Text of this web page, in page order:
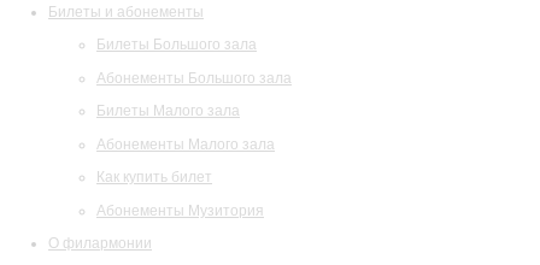
Билеты и абонементы
Билеты Большого зала
Абонементы Большого зала
Билеты Малого зала
Абонементы Малого зала
Как купить билет
Абонементы Музитория
О филармонии